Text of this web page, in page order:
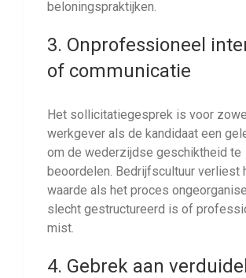
beloningspraktijken.
3. Onprofessioneel
of communicatie
Het sollicitatiegesprek is voor
werkgever als de kandidaat een
om de wederzijdse geschiktheid te
beoordelen. Bedrijfscultuur verliest
waarde als het proces
slecht gestructureerd is of
mist.
4. Gebrek aan